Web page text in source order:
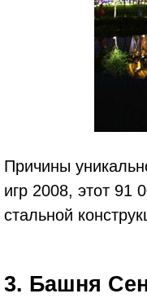
Причины
игр 2008, этот 91
стальной
3. Башня